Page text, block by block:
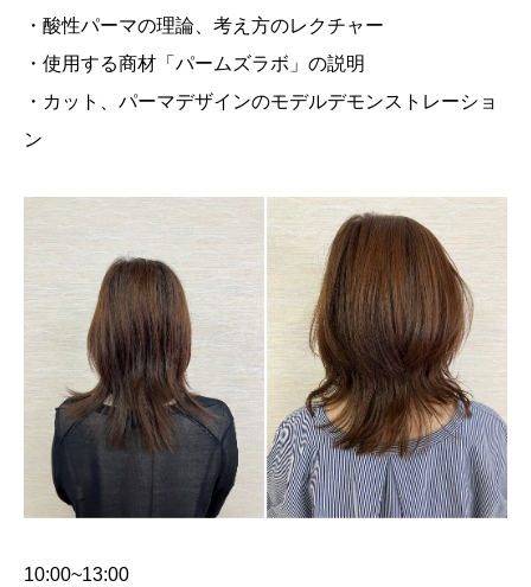
・酸性パーマの理論、考え方のレクチャー
・使用する商材「パームズラボ」の説明
・カット、パーマデザインのモデルデモンストレーショ
ン
10:00~13:00